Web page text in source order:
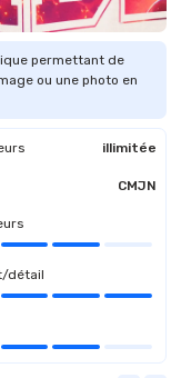
permettant de
ou une photo en
illimitée
CMJN
détail